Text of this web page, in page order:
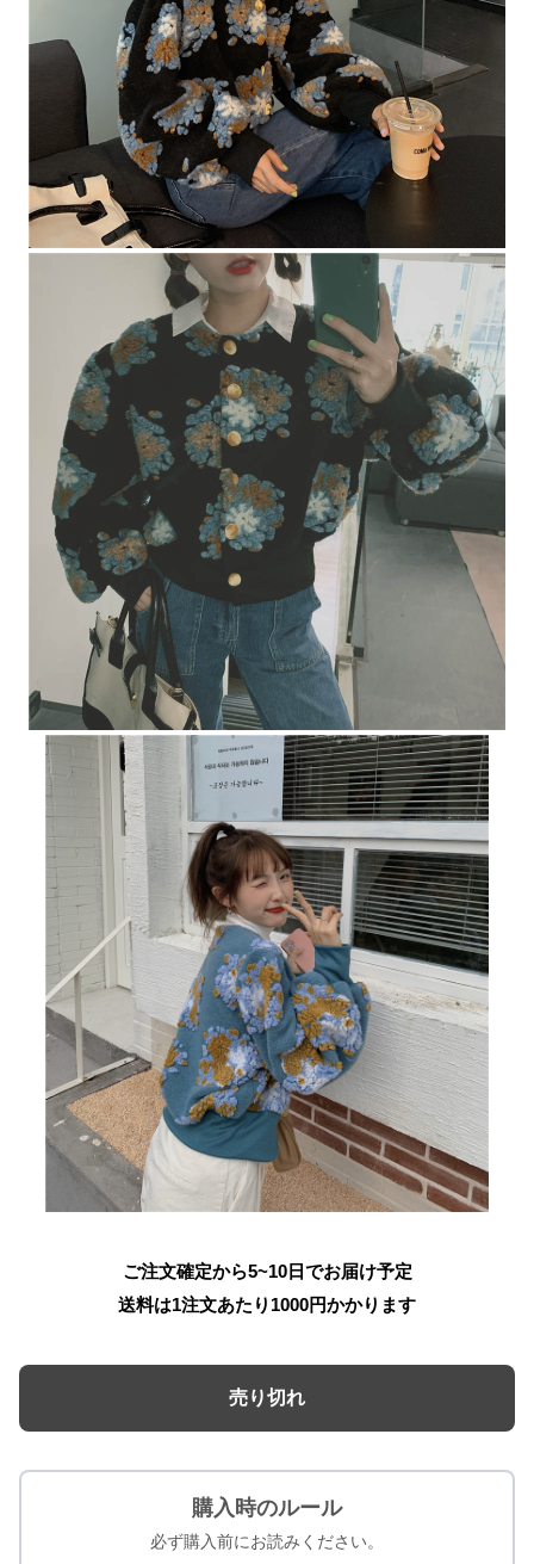
ご注文確定から5~10日でお届け予定
送料は1注文あたり 1000円かかります
売り切れ
購入時のルール
必ず購入前にお読みください。